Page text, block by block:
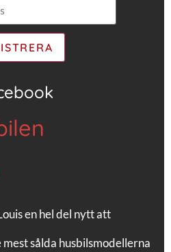
en hel del nytt att
sålda husbilsmodellerna